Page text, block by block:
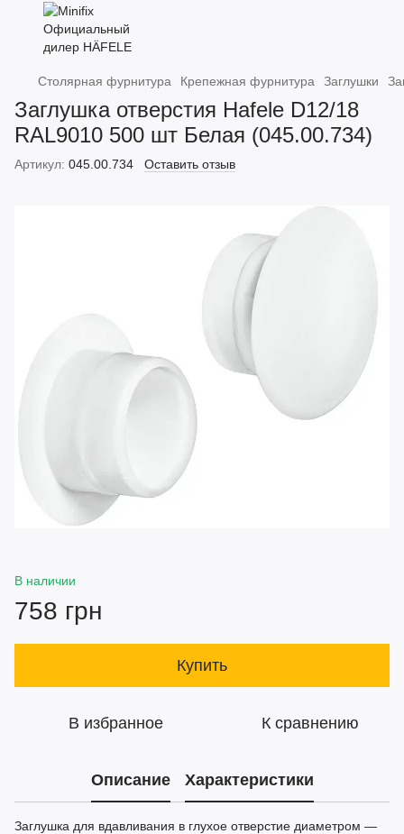
Столярная фурнитура Крепежная фурнитура Заглушки
Заглушка отверстия Hafele D12/18
RAL9010 500 шт Белая (045.00.734)
Артикул: 045.00.734 Оставить отзыв
В наличии
758 грн
Купить
В избранное К сравнению
Описание Характеристики
Заглушка для вдавливания в глухое отверстие диаметром —